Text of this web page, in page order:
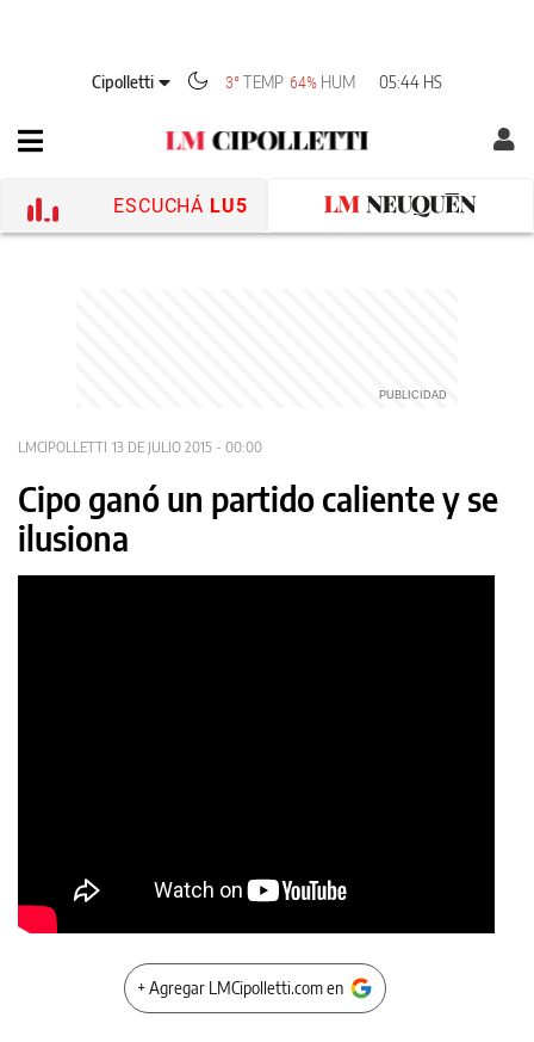
Cipolletti 3° TEMP 64% HUM 05:44 HS
ESCUCHÁ LU5
LMCIPOLLETTI 13 DE JULIO 2015 - 00:00
Cipo ganó un partido caliente y se
ilusiona
+ Agregar LMCipolletti.com en